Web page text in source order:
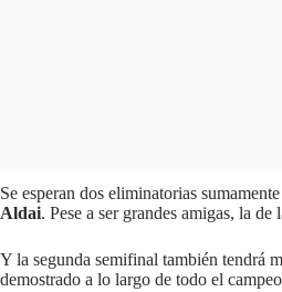
Se esperan dos eliminatorias
Aldai. Pese a ser grandes amigas, la
Y la segunda semifinal también tendrá
demostrado a lo largo de todo el